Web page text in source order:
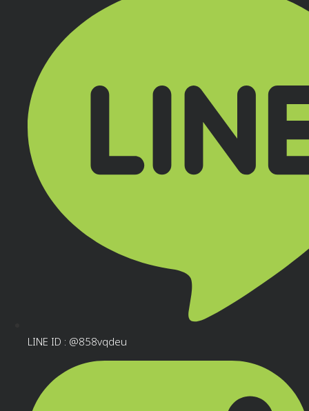
LINE ID : @858vqdeu